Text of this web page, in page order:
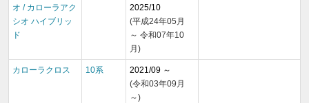
オ / カローラアク
シオ ハイブリッ
ド
2025/10
(平成24年05月
～ 令和07年10
月)
カローラクロス 10系
2021/09 ～
(令和03年09月
～)